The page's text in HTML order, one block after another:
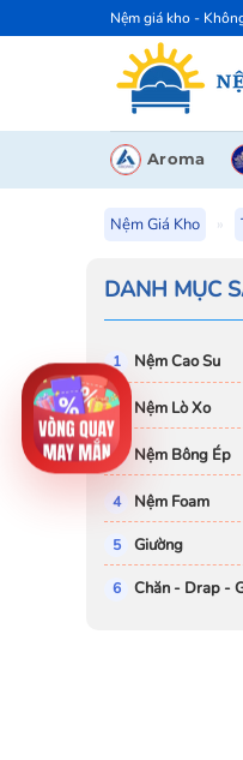
qua
Nệm giá kho -
Aroma
Nệm Giá Kho »
DANH MỤC
Nệm Cao Su
Nệm Lò Xo
Nệm Bông Ép
Nệm Foam
Giường
Chăn - Drap -